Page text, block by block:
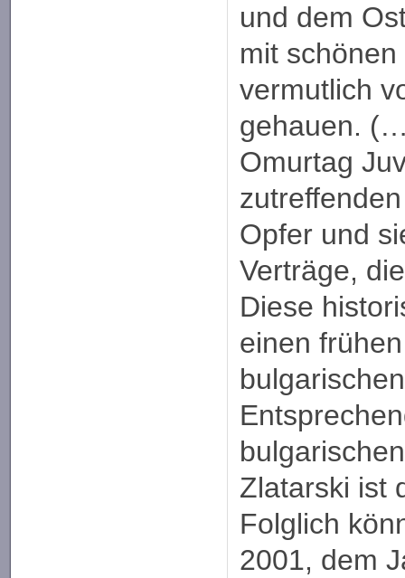
und dem
mit
vermutlich
gehauen.
Omurtag
Opfer und
Verträge,
Diese
einen
Zlatarski ist
Folglich
2001, dem